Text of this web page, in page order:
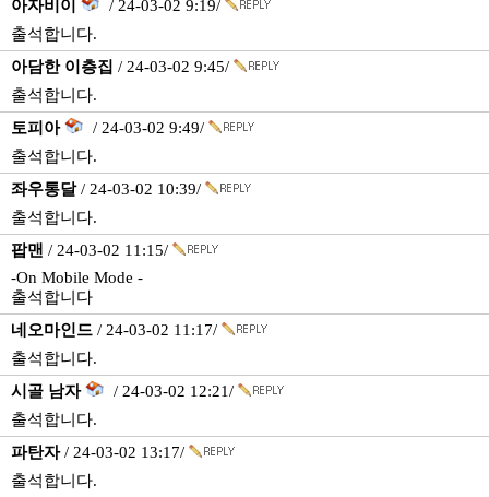
아자비이
/ 24-03-02 9:19/
출석합니다.
아담한 이층집 / 24-03-02 9:45/
출석합니다.
토피아
/ 24-03-02 9:49/
출석합니다.
좌우통달/ 24-03-02 10:39/
출석합니다.
팝맨 / 24-03-02 11:15/
-On Mobile Mode -
출석합니다
네오마인드 / 24-03-02 11:17/
출석합니다.
시골 남자
/ 24-03-02 12:21/
출석합니다.
파탄자/ 24-03-02 13:17/
출석합니다.